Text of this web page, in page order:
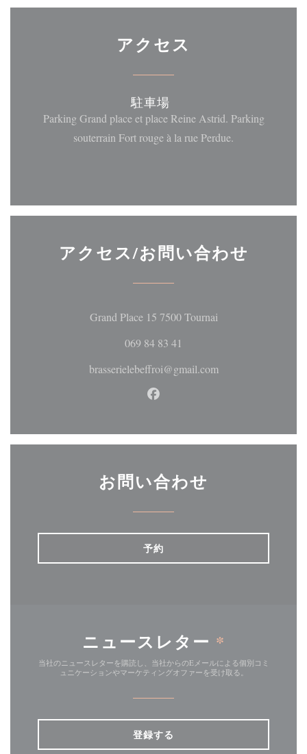
アクセス
駐車場
Parking Grand place et place Reine Astrid. Parking
souterrain Fort rouge à la rue Perdue.
アクセス/お問い合わせ
Grand Place 15 7500 Tournai((新しいウィンド
069 84 83 41
brasserielebeffroi@gmail.com
Facebook ((新しいウィンド
お問い合わせ
予約
ニュースレター *
当社のニュースレターを購読し、当社からのEメールによる個別コミ
ュニケーションやマーケティングオファーを受け取る。
登録する